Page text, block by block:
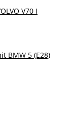
V70 I